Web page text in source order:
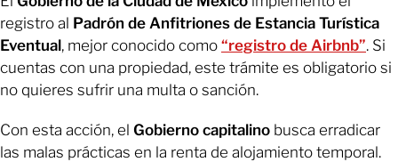
registro al Padrón de Anfitriones de Estancia Turística
Eventual, mejor conocido como “registro de Airbnb”. Si
cuentas con una propiedad, este trámite es obligatorio si
no quieres sufrir una multa o sanción.
Con esta acción, el Gobierno capitalino busca erradicar
las malas prácticas en la renta de alojamiento temporal.